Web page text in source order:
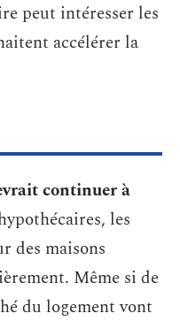
peut intéresser les
accélérer la
continuer à
les
des maisons
Même si de
du logement vont